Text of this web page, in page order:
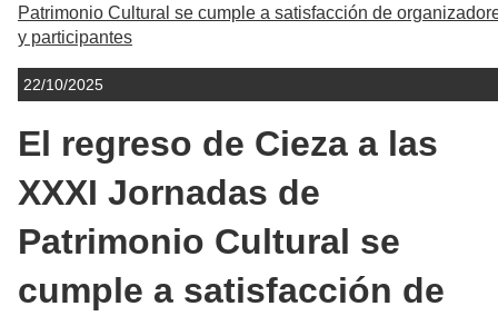
Patrimonio Cultural se cumple a satisfacción de
y participantes
22/10/2025
El regreso de Cieza a las
XXXI Jornadas de
Patrimonio Cultural se
cumple a satisfacción de